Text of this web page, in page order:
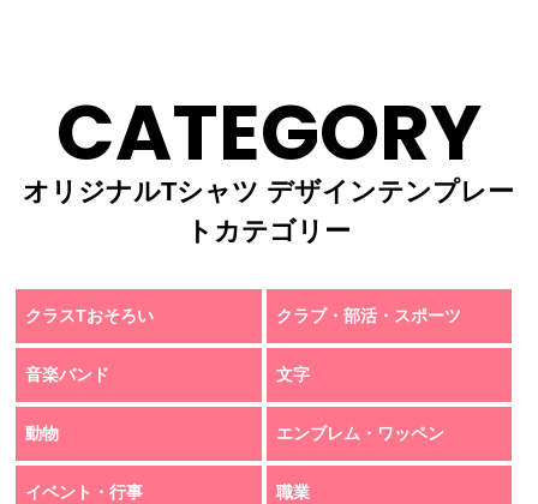
CATEGORY
オリジナルTシャツ デザインテンプレー
トカテゴリー
クラスTおそろい クラブ・部活・スポーツ
音楽バンド 文字
動物 エンブレム・ワッペン
イベント・行事 職業